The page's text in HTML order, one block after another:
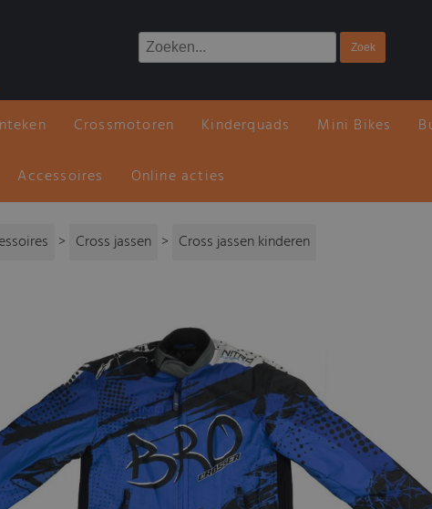
Crossmotoren Kinderquads Mini Bikes
Accessoires Online acties
> Cross jassen > Cross jassen kinderen